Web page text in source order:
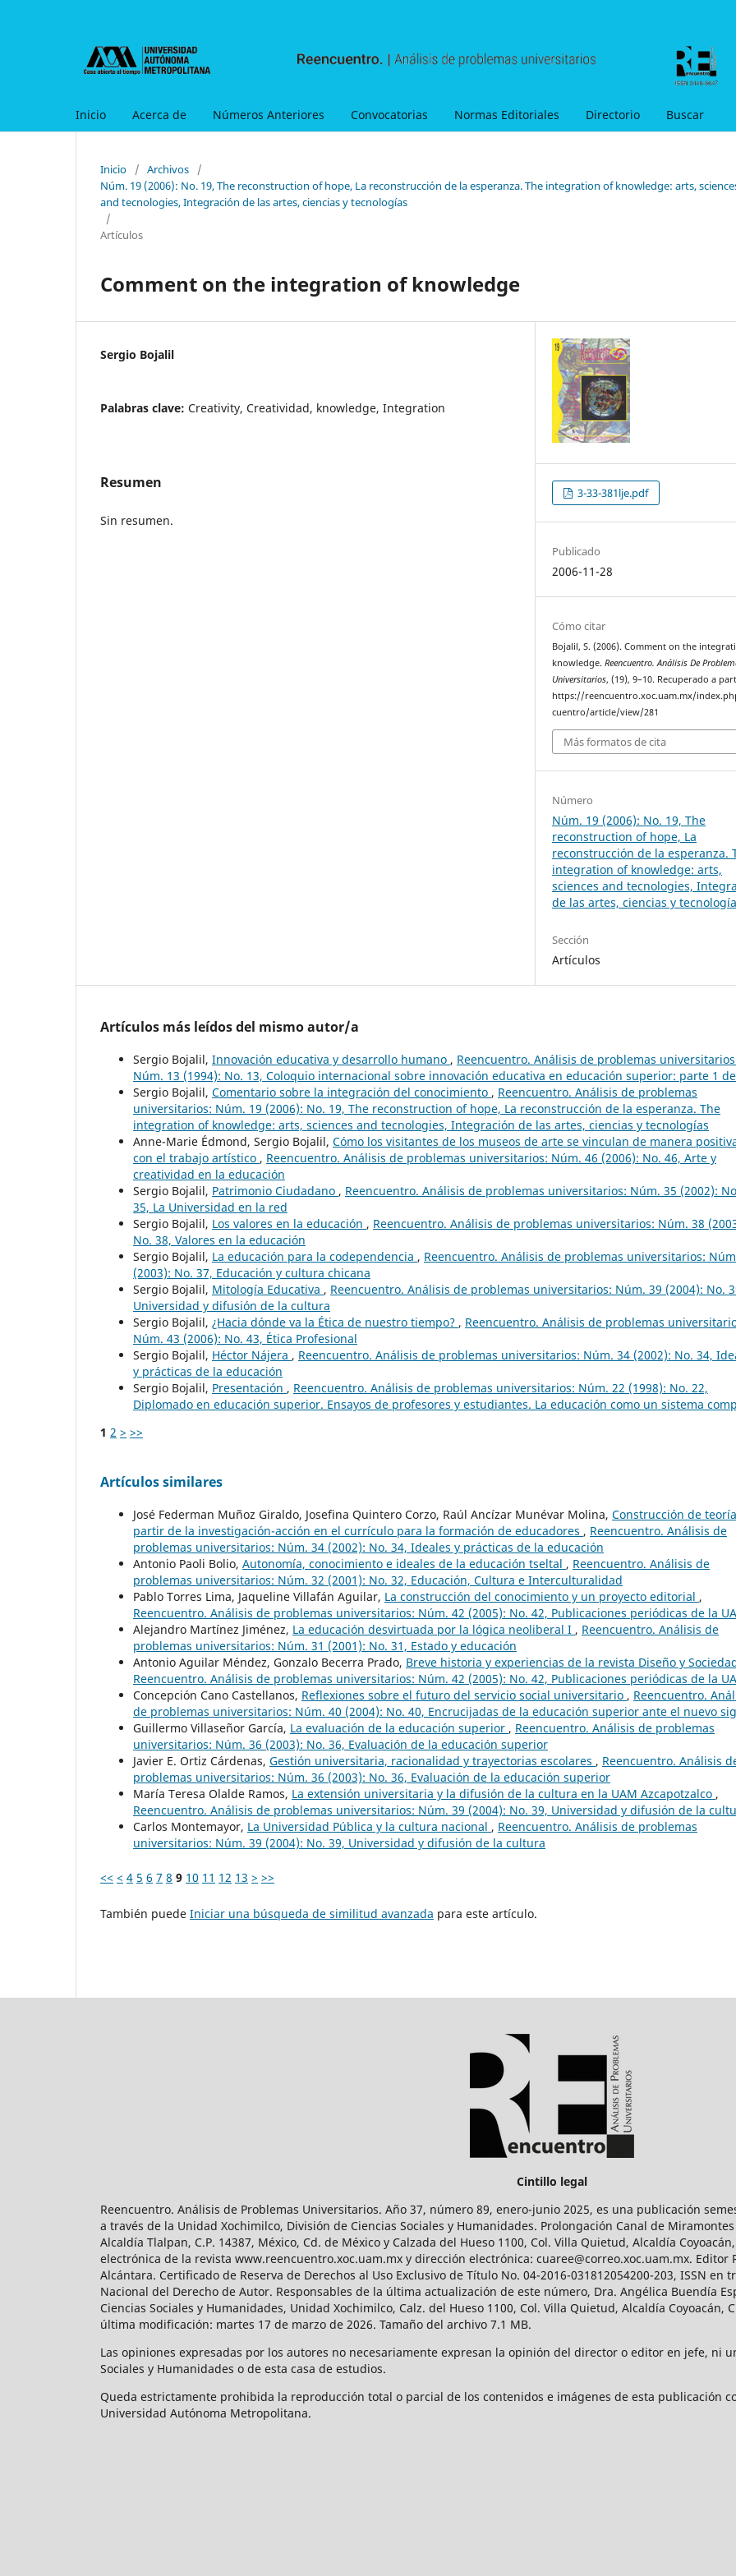
Inicio Acerca de Números Anteriores Convocatorias Normas Editoriales Directorio Buscar
Inicio / Archivos
/
Núm. 19 (2006): No. 19, The reconstruction of hope, La reconstrucción de la esperanza. The integration of knowledge: arts,
and tecnologies, Integración de las artes, ciencias y tecnologías
/
Artículos
Comment on the integration of knowledge
Sergio Bojalil
Palabras clave: Creativity, Creatividad, knowledge, Integration
Resumen
Sin resumen.
3-33-381lje.pdf
Publicado
2006-11-28
Cómo citar
Bojalil, S. (2006). Comment on the
knowledge.Reencuentro. Análisis De
Universitarios, (19), 9–10. Recuperado a
https://reencuentro.xoc.uam.mx/
cuentro/article/view/281
Más formatos de cita
Número
Núm. 19 (2006): No. 19, The
reconstruction of hope, La
reconstrucción de la esperanza.
integration of knowledge: arts,
sciences and tecnologies,
de las artes, ciencias y
Sección
Artículos
Artículos más leídos del mismo autor/a
Sergio Bojalil, Innovación educativa y desarrollo humano , Reencuentro. Análisis de problemas
Núm. 13 (1994): No. 13, Coloquio internacional sobre innovación educativa en educación superior: parte 1
Sergio Bojalil, Comentario sobre la integración del conocimiento , Reencuentro. Análisis de problemas
universitarios: Núm. 19 (2006): No. 19, The reconstruction of hope, La reconstrucción de la esperanza. The
integration of knowledge: arts, sciences and tecnologies, Integración de las artes, ciencias y tecnologías
Anne-Marie Édmond, Sergio Bojalil, Cómo los visitantes de los museos de arte se vinculan de manera
con el trabajo artístico , Reencuentro. Análisis de problemas universitarios: Núm. 46 (2006): No. 46, Arte y
creatividad en la educación
Sergio Bojalil, Patrimonio Ciudadano , Reencuentro. Análisis de problemas universitarios: Núm. 35 (2002):
35, La Universidad en la red
Sergio Bojalil, Los valores en la educación , Reencuentro. Análisis de problemas universitarios: Núm. 38
No. 38, Valores en la educación
Sergio Bojalil, La educación para la codependencia , Reencuentro. Análisis de problemas universitarios:
(2003): No. 37, Educación y cultura chicana
Sergio Bojalil, Mitología Educativa , Reencuentro. Análisis de problemas universitarios: Núm. 39 (2004): No.
Universidad y difusión de la cultura
Sergio Bojalil, ¿Hacia dónde va la Ética de nuestro tiempo? , Reencuentro. Análisis de problemas
Núm. 43 (2006): No. 43, Ética Profesional
Sergio Bojalil, Héctor Nájera , Reencuentro. Análisis de problemas universitarios: Núm. 34 (2002): No. 34,
y prácticas de la educación
Sergio Bojalil, Presentación , Reencuentro. Análisis de problemas universitarios: Núm. 22 (1998): No. 22,
Diplomado en educación superior. Ensayos de profesores y estudiantes. La educación como un sistema
1 2 > >>
Artículos similares
José Federman Muñoz Giraldo, Josefina Quintero Corzo, Raúl Ancízar Munévar Molina, Construcción de
partir de la investigación-acción en el currículo para la formación de educadores , Reencuentro. Análisis de
problemas universitarios: Núm. 34 (2002): No. 34, Ideales y prácticas de la educación
Antonio Paoli Bolio, Autonomía, conocimiento e ideales de la educación tseltal , Reencuentro. Análisis de
problemas universitarios: Núm. 32 (2001): No. 32, Educación, Cultura e Interculturalidad
Pablo Torres Lima, Jaqueline Villafán Aguilar, La construcción del conocimiento y un proyecto editorial ,
Reencuentro. Análisis de problemas universitarios: Núm. 42 (2005): No. 42, Publicaciones periódicas de la
Alejandro Martínez Jiménez, La educación desvirtuada por la lógica neoliberal I , Reencuentro. Análisis de
problemas universitarios: Núm. 31 (2001): No. 31, Estado y educación
Antonio Aguilar Méndez, Gonzalo Becerra Prado, Breve historia y experiencias de la revista Diseño y
Reencuentro. Análisis de problemas universitarios: Núm. 42 (2005): No. 42, Publicaciones periódicas de la
Concepción Cano Castellanos, Reflexiones sobre el futuro del servicio social universitario , Reencuentro.
de problemas universitarios: Núm. 40 (2004): No. 40, Encrucijadas de la educación superior ante el nuevo
Guillermo Villaseñor García, La evaluación de la educación superior , Reencuentro. Análisis de problemas
universitarios: Núm. 36 (2003): No. 36, Evaluación de la educación superior
Javier E. Ortiz Cárdenas, Gestión universitaria, racionalidad y trayectorias escolares , Reencuentro. Análisis
problemas universitarios: Núm. 36 (2003): No. 36, Evaluación de la educación superior
María Teresa Olalde Ramos, La extensión universitaria y la difusión de la cultura en la UAM Azcapotzalco ,
Reencuentro. Análisis de problemas universitarios: Núm. 39 (2004): No. 39, Universidad y difusión de la
Carlos Montemayor, La Universidad Pública y la cultura nacional , Reencuentro. Análisis de problemas
universitarios: Núm. 39 (2004): No. 39, Universidad y difusión de la cultura
<< < 4 5 6 7 8 9 10 11 12 13 > >>
También puede Iniciar una búsqueda de similitud avanzada para este artículo.
Cintillo legal
Reencuentro. Análisis de Problemas Universitarios. Año 37, número 89, enero-junio 2025, es una publicación
a través de la Unidad Xochimilco, División de Ciencias Sociales y Humanidades. Prolongación Canal de Miramontes
Alcaldía Tlalpan, C.P. 14387, México, Cd. de México y Calzada del Hueso 1100, Col. Villa Quietud, Alcaldía
electrónica de la revista www.reencuentro.xoc.uam.mx y dirección electrónica: cuaree@correo.xoc.uam.mx. Editor
Alcántara. Certificado de Reserva de Derechos al Uso Exclusivo de Título No. 04-2016-031812054200-203, ISSN
Nacional del Derecho de Autor. Responsables de la última actualización de este número, Dra. Angélica Buendía
Ciencias Sociales y Humanidades, Unidad Xochimilco, Calz. del Hueso 1100, Col. Villa Quietud, Alcaldía Coyoacán,
última modificación: martes 17 de marzo de 2026. Tamaño del archivo 7.1 MB.
Las opiniones expresadas por los autores no necesariamente expresan la opinión del director o editor en jefe, ni
Sociales y Humanidades o de esta casa de estudios.
Queda estrictamente prohibida la reproducción total o parcial de los contenidos e imágenes de esta publicación
Universidad Autónoma Metropolitana.